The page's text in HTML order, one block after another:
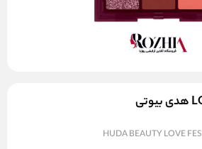
HUDA BEAUTY LOVE